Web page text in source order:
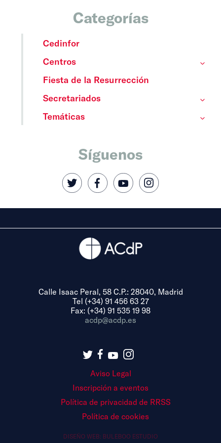
Categorías
Cedinfor
Centros
Fiesta de la Resurrección
Secretariados
Temáticas
Síguenos
Calle Isaac Peral, 58 C.P.: 28040, Madrid
Tel (+34) 91 456 63 27
Fax: (+34) 91 535 19 98
acdp@acdp.es
Aviso Legal
Inscripción a eventos
Política de privacidad de RRSS
Política de cookies
DISEÑO WEB: BULEBOO ESTUDIO